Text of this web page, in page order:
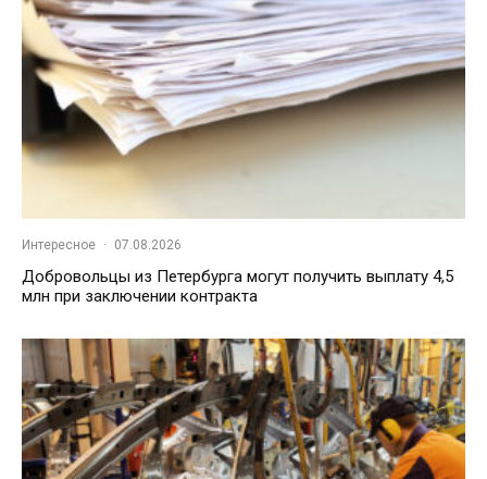
Интересное · 07.08.2026
Добровольцы из Петербурга могут получить выплату 4,5
млн при заключении контракта